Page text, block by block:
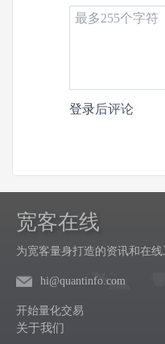
登录后评论
宽客在线
为宽客量身打造的资讯和在线
hi@quantinfo.com
开始量化交易
关于我们